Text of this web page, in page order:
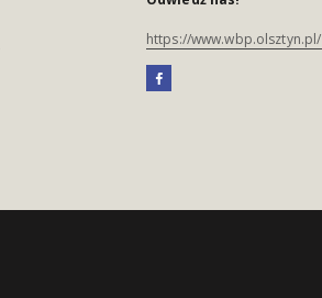
https://www.wbp.olsztyn.pl/